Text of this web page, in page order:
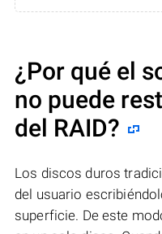
¿Por qué el
no puede
del RAID?
Los discos duros
del usuario
superficie. De este